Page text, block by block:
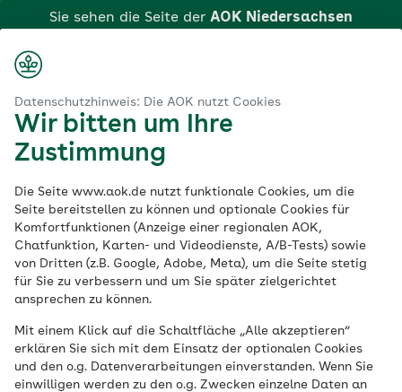
Datenschutzhinweis: Die AOK nutzt Cookies
Wir bitten um Ihre
Zustimmung
Die Seite www.aok.de nutzt funktionale Cookies, um die
Seite bereitstellen zu können und optionale Cookies für
Komfortfunktionen (Anzeige einer regionalen AOK,
Chatfunktion, Karten- und Videodienste, A/B-Tests) sowie
von Dritten (z.B. Google, Adobe, Meta), um die Seite stetig
für Sie zu verbessern und um Sie später zielgerichtet
ansprechen zu können.
Mit einem Klick auf die Schaltfläche „Alle akzeptieren“
erklären Sie sich mit dem Einsatz der optionalen Cookies
und den o.g. Datenverarbeitungen einverstanden. Wenn Sie
einwilligen werden zu den o.g. Zwecken einzelne Daten an
Hauptinhalt
springen
Sie sehen die Seite der AOK Niedersachsen
Klicken Sie hier, wenn Sie zu einer anderen AOK
wechseln möchten.
Modellvorhaben zur
Weiterentwicklung
der Versorgung
psychisch kranker
Versicherter der AOK
Niedersachsen